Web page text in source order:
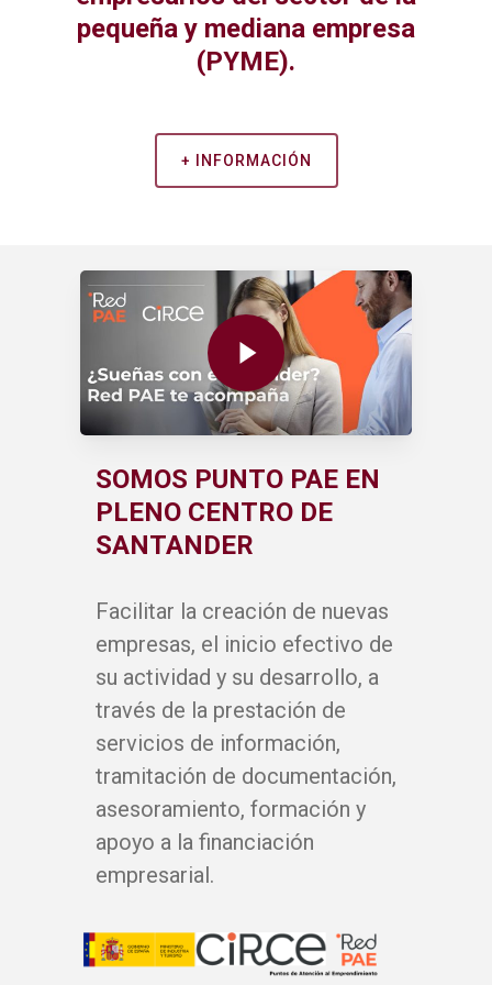
pequeña y mediana empresa
(PYME).
+ INFORMACIÓN
Play Video
SOMOS PUNTO PAE EN
PLENO CENTRO DE
SANTANDER
Facilitar la creación de nuevas
empresas, el inicio efectivo de
su actividad y su desarrollo, a
través de la prestación de
servicios de información,
tramitación de documentación,
asesoramiento, formación y
apoyo a la financiación
empresarial.